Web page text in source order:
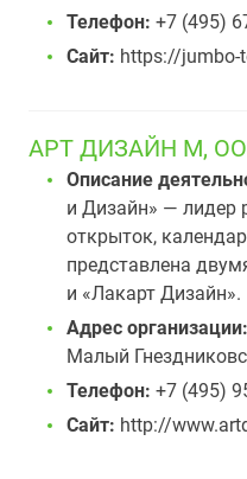
Телефон: +7 (495)
Сайт: https://jumbo-
АРТ ДИЗАЙН М,
Описание
и Дизайн» — лидер
открыток,
представлена
и «Лакарт Дизайн».
Адрес организации:
Малый
Телефон: +7 (495)
Сайт: http://